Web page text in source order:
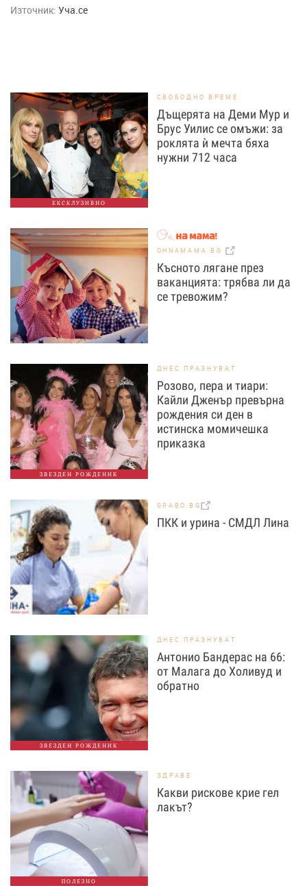
Източник: Уча.се
ЕКСКЛУЗИВНО
СВОБОДНО ВРЕМЕ
Дъщерята на Деми Мур и
Брус Уилис се омъжи: за
роклята ѝ мечта бяха
нужни 712 часа
OHNAMAMA.BG
Късното лягане през
ваканцията: трябва ли да
се тревожим?
ЗВЕЗДЕН РОЖДЕНИК
ДНЕС ПРАЗНУВАТ
Розово, пера и тиари:
Кайли Дженър превърна
рождения си ден в
истинска момичешка
приказка
GRABO.BG
ПКК и урина - СМДЛ Лина
ЗВЕЗДЕН РОЖДЕНИК
ДНЕС ПРАЗНУВАТ
Антонио Бандерас на 66:
от Малага до Холивуд и
обратно
ПОЛЕЗНО
ЗДРАВЕ
Какви рискове крие гел
лакът?